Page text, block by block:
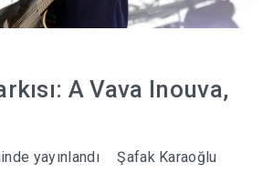
A Vava Inouva,
yayınlandı
Şafak Karaoğlu